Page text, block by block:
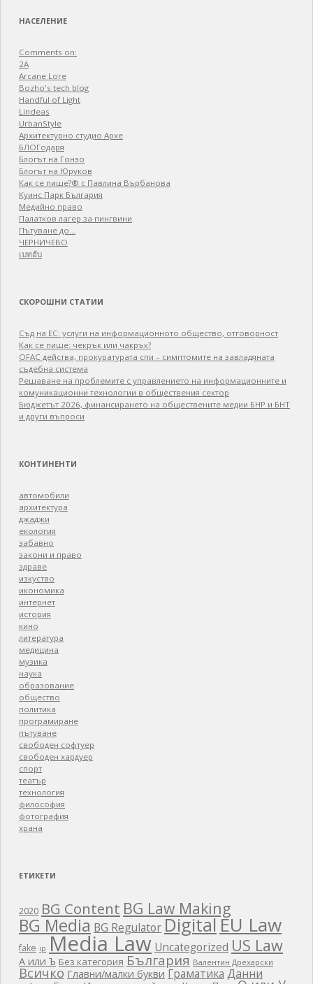
НАСЕЛЕНИЕ
Comments on:
2A
Arcane Lore
Bozho's tech blog
Handful of Light
Lindeas
UrbanStyle
Архитектурно студио Архе
БЛОГодаря
Блогът на Гонзо
Блогът на Юруков
Как се пише?® с Павлина Върбанова
Куинс Парк България
Медийно право
Палатков лагер зa пингвини
Пътуване до…
ЧЕРНИЧЕВО
เบทฮับ
СКОРОШНИ СТАТИИ
Съд на ЕС: услуги на информационното общество, отговорност
Как се пише: чекрък или чакрък?
OFAC действа, прокуратурата спи – симптомите на завладяната
съдебна система
Решаване на проблемите с управлението на информационните и
комуникационни технологии в обществения сектор
Бюджетът 2026, финансирането на обществените медии БНР и БНТ
и други въпроси
КОНТИНЕНТИ
автомобили
архитектура
джаджи
екология
забавно
закони и право
здраве
изкуство
икономика
интернет
история
кино
литература
медицина
музика
наука
образование
общество
политика
програмиране
пътуване
свободен софтуер
свободен хардуер
спорт
театър
технология
философия
фотография
храна
ЕТИКЕТИ
2020 BG Content BG Law Making
BG Media BG RegulatorDigitalEU Law
fake ip Media Law Uncategorized US Law
А или Ъ Без категория България Валентин Дрехарски
Всичко Главни/малки букви Граматика Данни